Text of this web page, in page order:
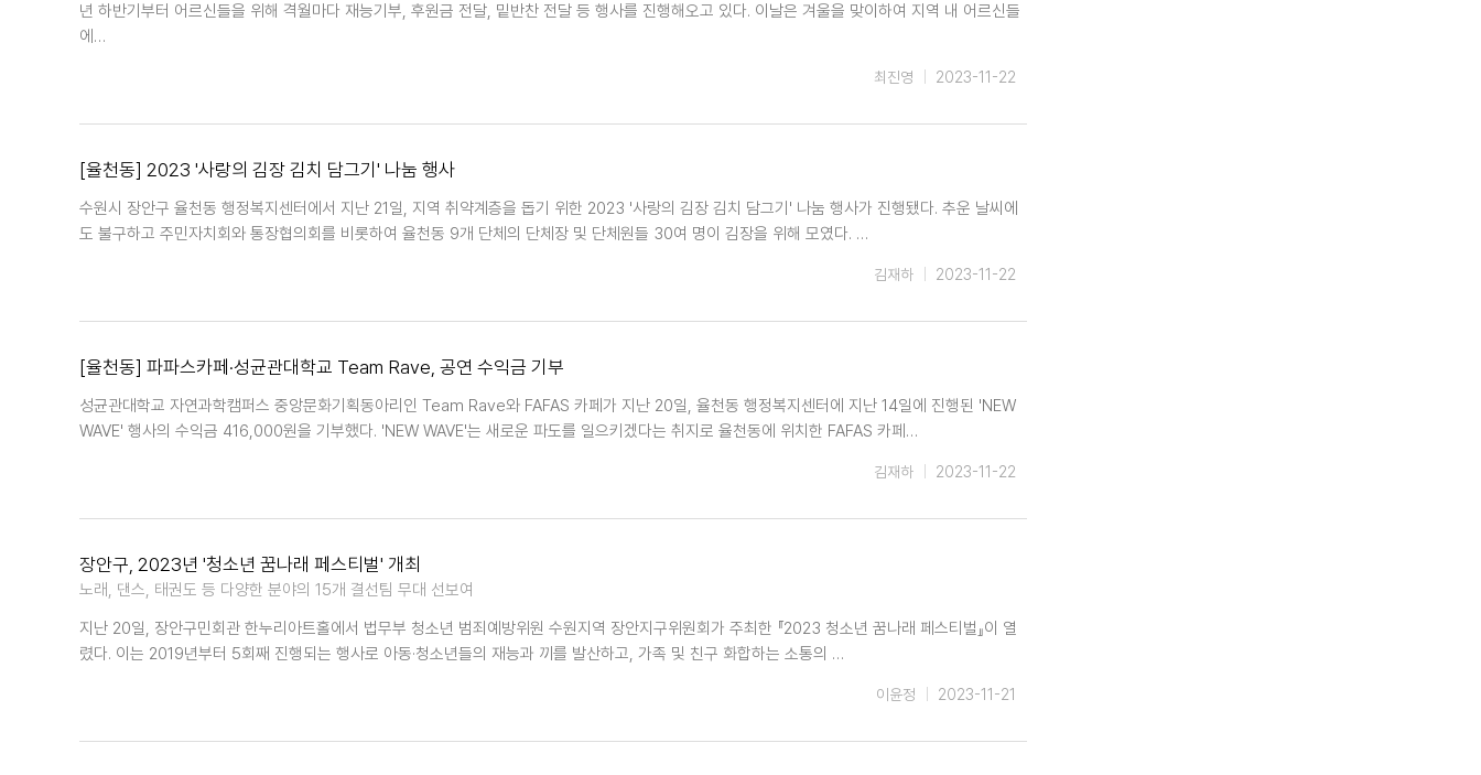
년 하반기부터 어르신들을 위해 격월마다 재능기부, 후원금 전달, 밑반찬 전달 등 행사를 진행해오고 있다. 이날은 겨울을 맞이하여 지역 내 어르신들
에…
2023-11-22
최진영
[율천동] 2023 '사랑의 김장 김치 담그기' 나눔 행사
수원시 장안구 율천동 행정복지센터에서 지난 21일, 지역 취약계층을 돕기 위한 2023 '사랑의 김장 김치 담그기' 나눔 행사가 진행됐다. 추운 날씨에
도 불구하고 주민자치회와 통장협의회를 비롯하여 율천동 9개 단체의 단체장 및 단체원들 30여 명이 김장을 위해 모였다. …
2023-11-22
김재하
[율천동] 파파스카페·성균관대학교 Team Rave, 공연 수익금 기부
성균관대학교 자연과학캠퍼스 중앙문화기획동아리인 Team Rave와 FAFAS 카페가 지난 20일, 율천동 행정복지센터에 지난 14일에 진행된 'NEW
WAVE' 행사의 수익금 416,000원을 기부했다. 'NEW WAVE'는 새로운 파도를 일으키겠다는 취지로 율천동에 위치한 FAFAS 카페…
2023-11-22
김재하
장안구, 2023년 '청소년 꿈나래 페스티벌' 개최
노래, 댄스, 태권도 등 다양한 분야의 15개 결선팀 무대 선보여
지난 20일, 장안구민회관 한누리아트홀에서 법무부 청소년 범죄예방위원 수원지역 장안지구위원회가 주최한 『2023 청소년 꿈나래 페스티벌』이 열
렸다. 이는 2019년부터 5회째 진행되는 행사로 아동·청소년들의 재능과 끼를 발산하고, 가족 및 친구 화합하는 소통의 …
2023-11-21
이윤정